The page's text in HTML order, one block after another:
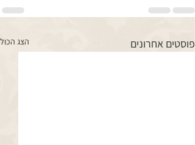
פוסטים אחרונים הצג הכול